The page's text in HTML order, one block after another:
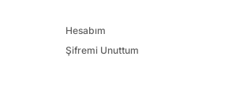
Hesabım
Şifremi Unuttum